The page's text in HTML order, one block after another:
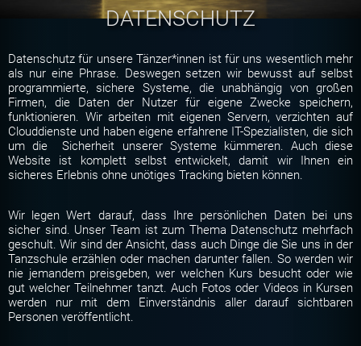
DATENSCHUTZ
Datenschutz für unsere Tänzer*innen ist für uns wesentlich mehr
als nur eine Phrase. Deswegen setzen wir bewusst auf selbst
programmierte, sichere Systeme, die unabhängig von großen
Firmen, die Daten der Nutzer für eigene Zwecke speichern,
funktionieren. Wir arbeiten mit eigenen Servern, verzichten auf
Clouddienste und haben eigene erfahrene IT-Spezialisten, die sich
um die Sicherheit unserer Systeme kümmeren. Auch diese
Website ist komplett selbst entwickelt, damit wir Ihnen ein
sicheres Erlebnis ohne unötiges Tracking bieten können.
Wir legen Wert darauf, dass Ihre persönlichen Daten bei uns
sicher sind. Unser Team ist zum Thema Datenschutz mehrfach
geschult. Wir sind der Ansicht, dass auch Dinge die Sie uns in der
Tanzschule erzählen oder machen darunter fallen. So werden wir
nie jemandem preisgeben, wer welchen Kurs besucht oder wie
gut welcher Teilnehmer tanzt. Auch Fotos oder Videos in Kursen
werden nur mit dem Einverständnis aller darauf sichtbaren
Personen veröffentlicht.